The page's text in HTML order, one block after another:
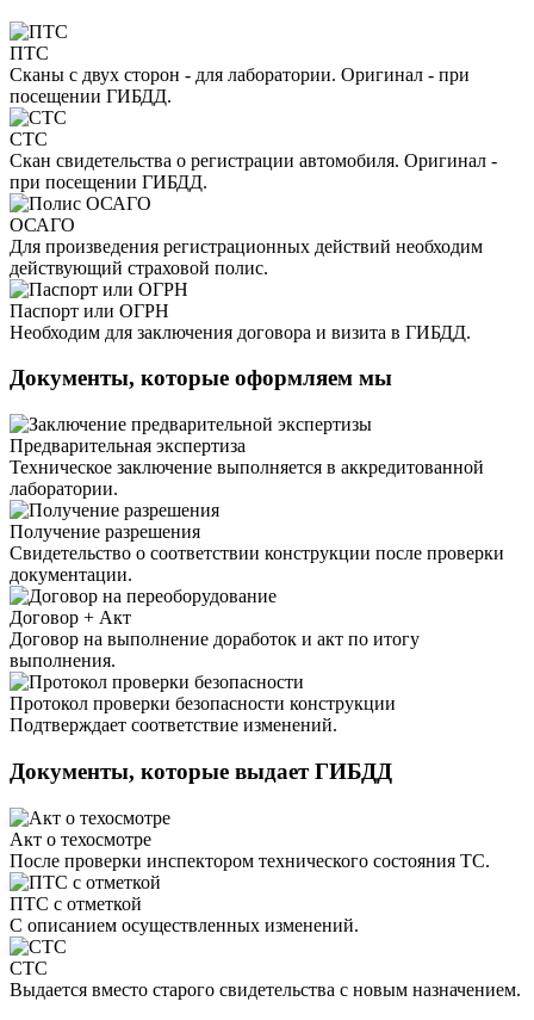
ПТС
Сканы с двух сторон - для лаборатории. Оригинал - при
посещении ГИБДД.
СТС
Скан свидетельства о регистрации автомобиля. Оригинал -
при посещении ГИБДД.
ОСАГО
Для произведения регистрационных действий необходим
действующий страховой полис.
Паспорт или ОГРН
Необходим для заключения договора и визита в ГИБДД.
Документы, которые оформляем мы
Предварительная экспертиза
Техническое заключение выполняется в аккредитованной
лаборатории.
Получение разрешения
Свидетельство о соответствии конструкции после проверки
документации.
Договор + Акт
Договор на выполнение доработок и акт по итогу
выполнения.
Протокол проверки безопасности конструкции
Подтверждает соответствие изменений.
Документы, которые выдает ГИБДД
Акт о техосмотре
После проверки инспектором технического состояния ТС.
ПТС с отметкой
С описанием осуществленных изменений.
СТС
Выдается вместо старого свидетельства с новым назначением.